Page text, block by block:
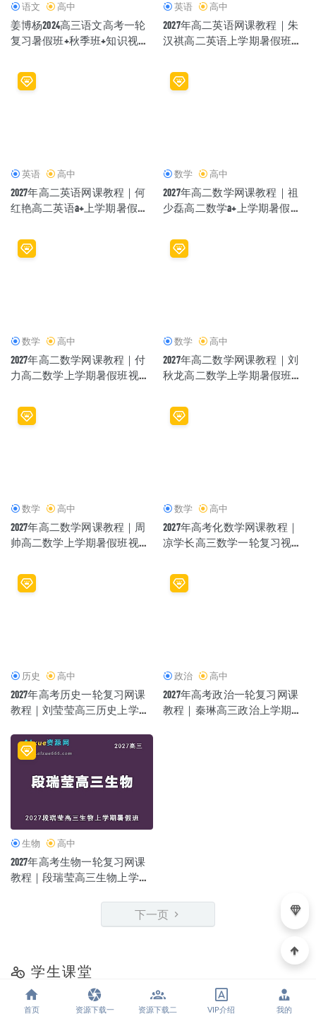
语文 高中
姜博杨2024高三语文高考一轮
复习暑假班+秋季班+知识视频
英语 高中
2027年高二英语网课教程｜朱
汉祺高二英语上学期暑假班视
英语 高中
2027年高二英语网课教程｜何
红艳高二英语a+上学期暑假班
数学 高中
2027年高二数学网课教程｜祖
少磊高二数学a+上学期暑假班
数学 高中
2027年高二数学网课教程｜付
力高二数学上学期暑假班视频
数学 高中
2027年高二数学网课教程｜刘
秋龙高二数学上学期暑假班视
数学 高中
2027年高二数学网课教程｜周
帅高二数学上学期暑假班视频
数学 高中
2027年高考化数学网课教程｜
凉学长高三数学一轮复习视频
历史 高中
2027年高考历史一轮复习网课
教程｜刘莹莹高三历史上学期
政治 高中
2027年高考政治一轮复习网课
教程｜秦琳高三政治上学期暑
生物 高中
2027年高考生物一轮复习网课
教程｜段瑞莹高三生物上学期
下一页
学生课堂
最新 学前 考研考证
首页 资源下载一 资源下载二 VIP介绍 我的